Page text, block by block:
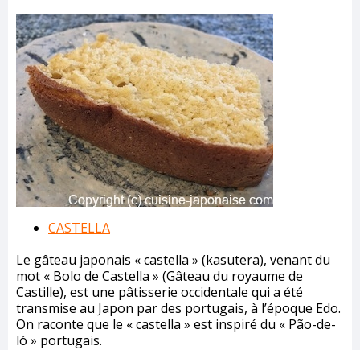
CASTELLA
Le gâteau japonais « castella » (kasutera), venant du
mot « Bolo de Castella » (Gâteau du royaume de
Castille), est une pâtisserie occidentale qui a été
transmise au Japon par des portugais, à l’époque Edo.
On raconte que le « castella » est inspiré du « Pão-de-
ló » portugais.